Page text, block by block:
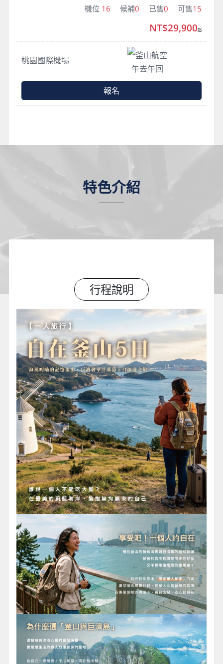
特色介紹
行程說明
機位 16 候補0 已售0 可售15
桃園國際機場
釜山航空
午去午回
NT$29,900起
報名